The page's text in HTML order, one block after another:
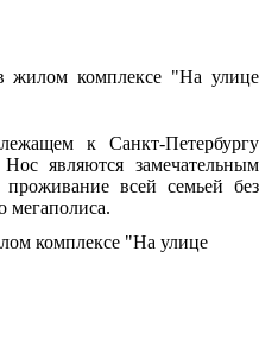
к Санкт-Петербургу
являются замечательным
всей семьей без
мегаполиса.
комплексе "На улице